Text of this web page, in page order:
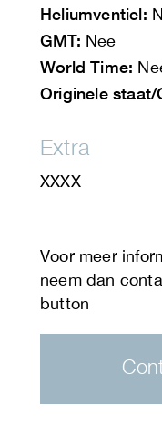
Heliumventiel:
GMT: Nee
World Time:
Originele staat/
Extra
XXXX